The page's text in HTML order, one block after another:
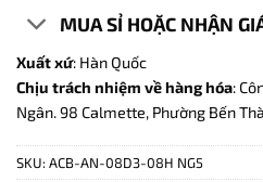
MUA SỈ HOẶC NHẬN
Xuất xứ: Hàn Quốc
Chịu trách nhiệm về hàng hóa:
Ngân. 98 Calmette, Phường Bến
SKU: ACB-AN-08D3-08H NG5